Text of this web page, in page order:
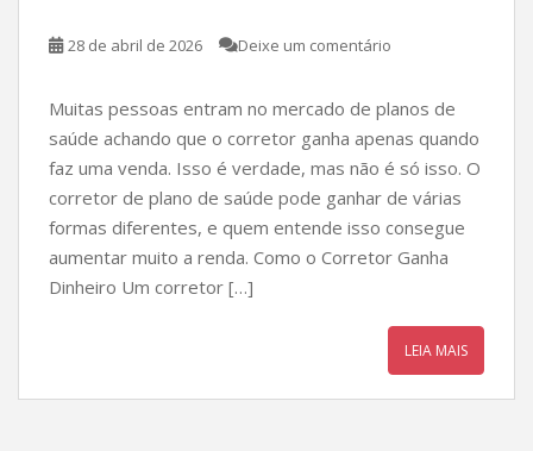
28 de abril de 2026 Deixe um comentário
Muitas pessoas entram no mercado de planos de
saúde achando que o corretor ganha apenas quando
faz uma venda. Isso é verdade, mas não é só isso. O
corretor de plano de saúde pode ganhar de várias
formas diferentes, e quem entende isso consegue
aumentar muito a renda. Como o Corretor Ganha
Dinheiro Um corretor […]
LEIA MAIS